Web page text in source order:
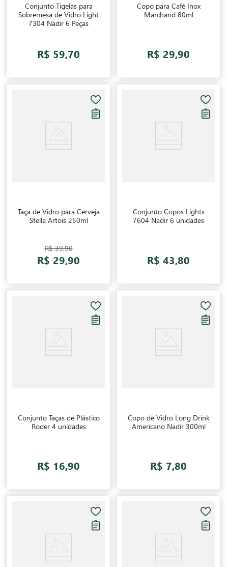
Conjunto Tigelas para
Sobremesa de Vidro Light
7304 Nadir 6 Peças
R$ 59,70
Copo para Café Inox
Marchand 80ml
R$ 29,90
Taça de Vidro para Cerveja
Stella Artois 250ml
R$ 39,90
R$ 29,90
Conjunto Copos Lights
7604 Nadir 6 unidades
R$ 43,80
Conjunto Taças de Plástico
Roder 4 unidades
R$ 16,90
Copo de Vidro Long Drink
Americano Nadir 300ml
R$ 7,80